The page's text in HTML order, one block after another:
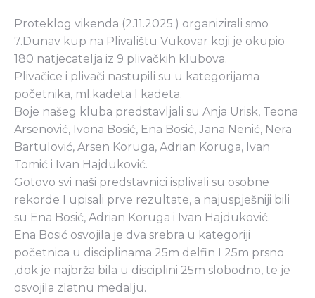
Proteklog vikenda (2.11.2025.) organizirali smo
7.Dunav kup na Plivalištu Vukovar koji je okupio
180 natjecatelja iz 9 plivačkih klubova.
Plivačice i plivači nastupili su u kategorijama
početnika, ml.kadeta I kadeta.
Boje našeg kluba predstavljali su Anja Urisk, Teona
Arsenović, Ivona Bosić, Ena Bosić, Jana Nenić, Nera
Bartulović, Arsen Koruga, Adrian Koruga, Ivan
Tomić i Ivan Hajduković.
Gotovo svi naši predstavnici isplivali su osobne
rekorde I upisali prve rezultate, a najuspješniji bili
su Ena Bosić, Adrian Koruga i Ivan Hajduković.
Ena Bosić osvojila je dva srebra u kategoriji
početnica u disciplinama 25m delfin I 25m prsno
,dok je najbrža bila u disciplini 25m slobodno, te je
osvojila zlatnu medalju.